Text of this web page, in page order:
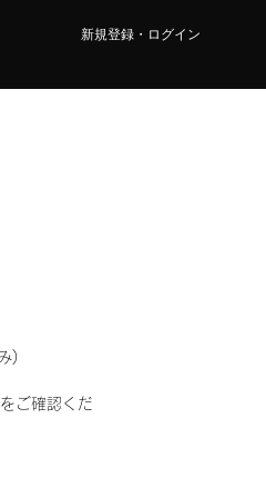
新規登録・ログイン
)
ご確認くだ